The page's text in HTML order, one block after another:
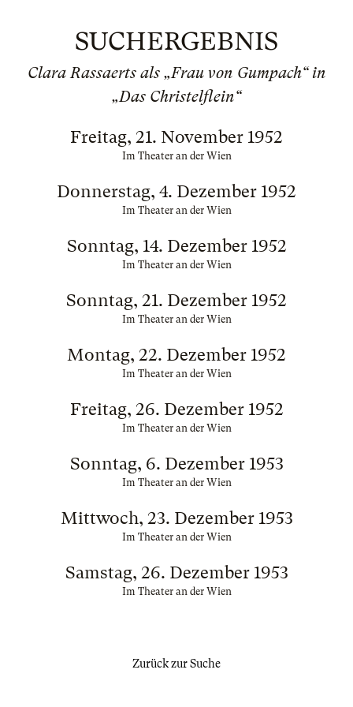
SUCHERGEBNIS
Clara Rassaerts als „Frau von Gumpach“ in
„Das Christelflein“
Freitag, 21. November 1952
Im Theater an der Wien
Donnerstag, 4. Dezember 1952
Im Theater an der Wien
Sonntag, 14. Dezember 1952
Im Theater an der Wien
Sonntag, 21. Dezember 1952
Im Theater an der Wien
Montag, 22. Dezember 1952
Im Theater an der Wien
Freitag, 26. Dezember 1952
Im Theater an der Wien
Sonntag, 6. Dezember 1953
Im Theater an der Wien
Mittwoch, 23. Dezember 1953
Im Theater an der Wien
Samstag, 26. Dezember 1953
Im Theater an der Wien
Zurück zur Suche